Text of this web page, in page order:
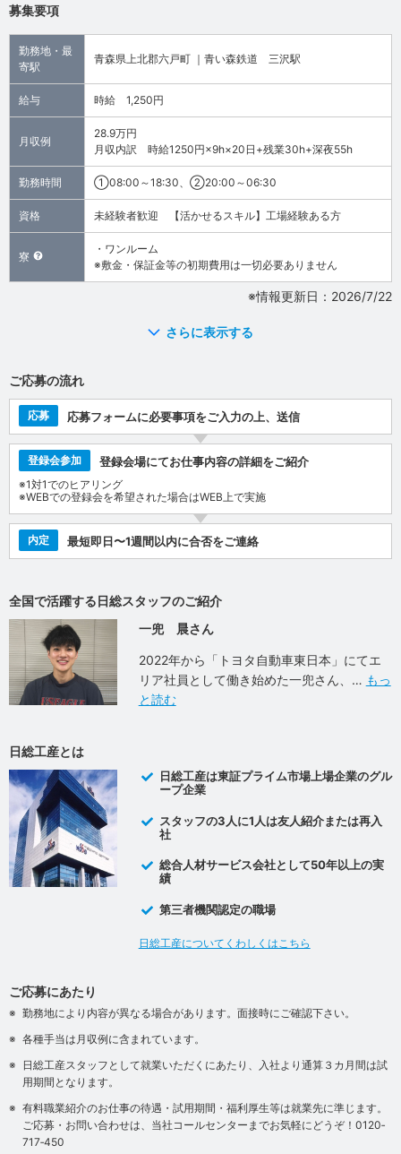
募集要項
勤務地・最
寄駅
青森県上北郡六戸町 ｜青い森鉄道 三沢駅
給与 時給 1,250円
月収例
28.9万円
月収内訳 時給1250円×9h×20日+残業30h+深夜55h
勤務時間 ①08:00～18:30、②20:00～06:30
資格 未経験者歓迎 【活かせるスキル】工場経験ある方
寮
・ワンルーム
※敷金・保証金等の初期費用は一切必要ありません
※情報更新日：2026/7/22
さらに表示する
ご応募の流れ
応募 応募フォームに必要事項をご入力の上、送信
登録会参加 登録会場にてお仕事内容の詳細をご紹介
※1対1でのヒアリング
※WEBでの登録会を希望された場合はWEB上で実施
内定 最短即日〜1週間以内に合否をご連絡
全国で活躍する日総スタッフのご紹介
一兜 晨さん
2022年から「トヨタ自動車東日本」にてエ
リア社員として働き始めた一兜さん、
もっ
と読む
日総工産とは
日総工産は東証プライム市場上場企業のグル
ープ企業
スタッフの3人に1人は友人紹介または再入
社
総合人材サービス会社として50年以上の実
績
第三者機関認定の職場
日総工産についてくわしくはこちら
ご応募にあたり
勤務地により内容が異なる場合があります。面接時にご確認下さい。
各種手当は月収例に含まれています。
日総工産スタッフとして就業いただくにあたり、入社より通算３カ月間は試
用期間となります。
有料職業紹介のお仕事の待遇・試用期間・福利厚生等は就業先に準じます。
ご応募・お問い合わせは、当社コールセンターまでお気軽にどうぞ！0120‐
717‐450